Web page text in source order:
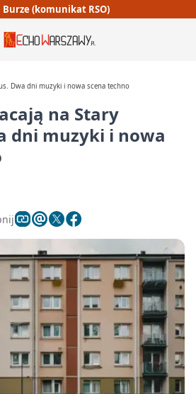
Burze (komunikat RSO)
Dwa dni muzyki i nowa scena techno
na Stary
dni muzyki i nowa